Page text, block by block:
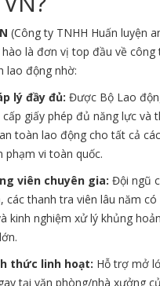
(Công ty TNHH Huấn luyện
là đơn vị top đầu về công
lao động nhờ:
lý đầy đủ: Được Bộ Lao
cấp giấy phép đủ năng lực và
toàn lao động cho tất cả
phạm vi toàn quốc.
viên chuyên gia: Đội ngũ
các thanh tra viên lâu năm
kinh nghiệm xử lý khủng
thức linh hoạt: Hỗ trợ mở
tại văn phòng/nhà xưởng